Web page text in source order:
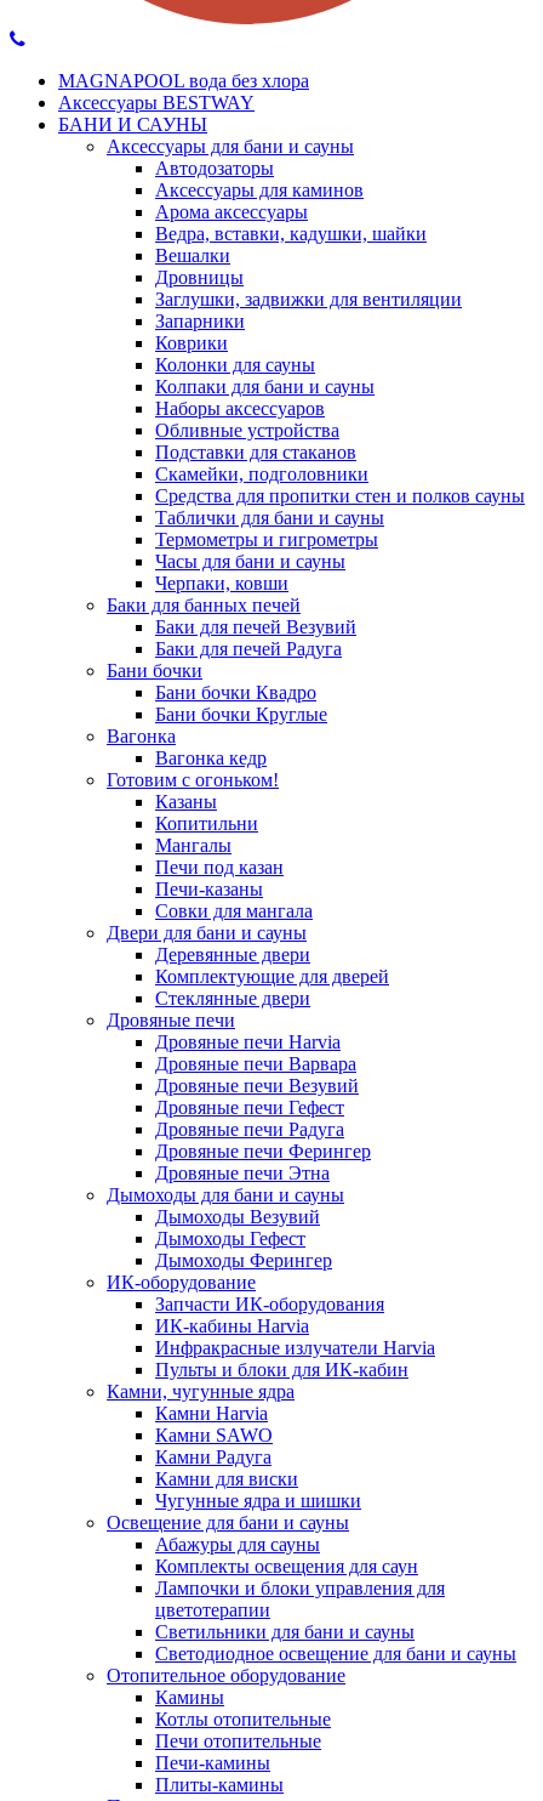
MAGNAPOOL вода без хлора
Аксессуары BESTWAY
БАНИ И САУНЫ
Аксессуары для бани и сауны
Автодозаторы
Аксессуары для каминов
Арома аксессуары
Ведра, вставки, кадушки, шайки
Вешалки
Дровницы
Заглушки, задвижки для вентиляции
Запарники
Коврики
Колонки для сауны
Колпаки для бани и сауны
Наборы аксессуаров
Обливные устройства
Подставки для стаканов
Скамейки, подголовники
Средства для пропитки стен и полков сауны
Таблички для бани и сауны
Термометры и гигрометры
Часы для бани и сауны
Черпаки, ковши
Баки для банных печей
Баки для печей Везувий
Баки для печей Радуга
Бани бочки
Бани бочки Квадро
Бани бочки Круглые
Вагонка
Вагонка кедр
Готовим с огоньком!
Казаны
Копитильни
Мангалы
Печи под казан
Печи-казаны
Совки для мангала
Двери для бани и сауны
Деревянные двери
Комплектующие для дверей
Стеклянные двери
Дровяные печи
Дровяные печи Harvia
Дровяные печи Варвара
Дровяные печи Везувий
Дровяные печи Гефест
Дровяные печи Радуга
Дровяные печи Ферингер
Дровяные печи Этна
Дымоходы для бани и сауны
Дымоходы Везувий
Дымоходы Гефест
Дымоходы Ферингер
ИК-оборудование
Запчасти ИК-оборудования
ИК-кабины Harvia
Инфракрасные излучатели Harvia
Пульты и блоки для ИК-кабин
Камни, чугунные ядра
Камни Harvia
Камни SAWO
Камни Радуга
Камни для виски
Чугунные ядра и шишки
Освещение для бани и сауны
Абажуры для сауны
Комплекты освещения для саун
Лампочки и блоки управления для
цветотерапии
Светильники для бани и сауны
Светодиодное освещение для бани и сауны
Отопительное оборудование
Камины
Котлы отопительные
Печи отопительные
Печи-камины
Плиты-камины